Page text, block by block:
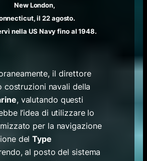
New London,
il 22 agosto.
nella US Navy fino al 1948.
il direttore
costruzioni navali della
, valutando questi
l’idea di utilizzare lo
per la navigazione
delType
al posto del sistema